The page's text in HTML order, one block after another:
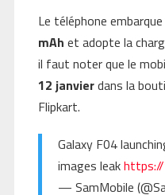
Le téléphone embarque
mAh et adopte la
il faut noter que le
12 janvierdans la
Flipkart.
Galaxy F04
images leak
— SamMobile